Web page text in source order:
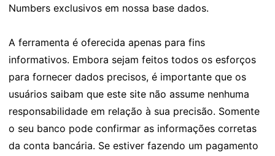
Numbers exclusivos em nossa base dados.
A ferramenta é oferecida apenas para fins
informativos. Embora sejam feitos todos os esforços
para fornecer dados precisos, é importante que os
usuários saibam que este site não assume nenhuma
responsabilidade em relação à sua precisão. Somente
o seu banco pode confirmar as informações corretas
da conta bancária. Se estiver fazendo um pagamento